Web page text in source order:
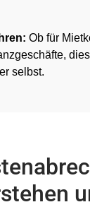
Ob für
selbst.